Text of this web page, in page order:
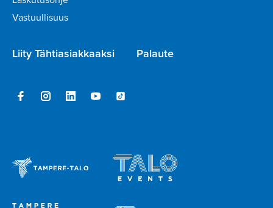
Vastuullisuus
Liity Tähtiasiakkaaksi Palaute